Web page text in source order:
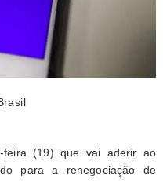
feira (19) que vai aderir ao
para a renegociação de